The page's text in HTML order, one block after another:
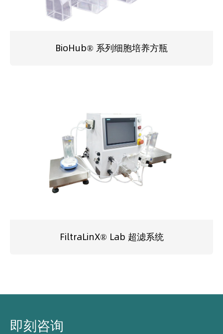
BioHub® 系列细胞培养方瓶
FiltraLinX® Lab 超滤系统
即刻咨询